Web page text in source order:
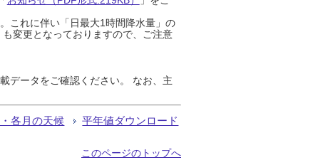
これに伴い「日最大1時間降水量」の
変更となっておりますので、ご注意
データをご確認ください。 なお、主
各月の天候 平年値ダウンロード
このページのトップへ